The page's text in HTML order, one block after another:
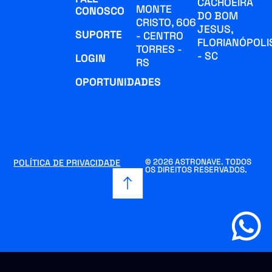
CONOSCO
SUPORTE
LOGIN
OPORTUNIDADES
MONTE
CRISTO, 606
- CENTRO
TORRES -
RS
DO BOM
JESUS,
- SC
© 2026 ASTRONAVE. TODOS
OS DIREITOS RESERVADOS.
POLÍTICA DE PRIVACIDADE